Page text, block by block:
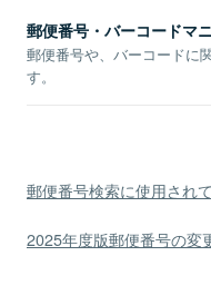
郵便番号・バーコードマ
郵便番号や、バーコードに
す。
郵便番号検索に使用され
2025年度版郵便番号の変